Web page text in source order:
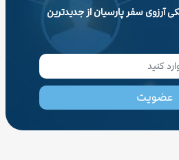
آرزوی سفر پارسیان از جدیدترین
عضویت